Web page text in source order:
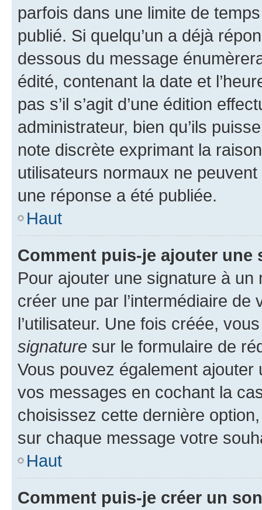
parfois dans une limite de
publié. Si quelqu’un a déjà
dessous du message
édité, contenant la date et
pas s’il s’agit d’une édition
administrateur, bien qu’ils
note discrète exprimant la
utilisateurs normaux ne
une réponse a été publiée.
Haut
Comment puis-je ajouter une
Pour ajouter une signature à un
créer une par l’intermédiaire
l’utilisateur. Une fois créée,
signature sur le formulaire de
Vous pouvez également
vos messages en cochant la
choisissez cette dernière
sur chaque message votre
Haut
Comment puis-je créer un